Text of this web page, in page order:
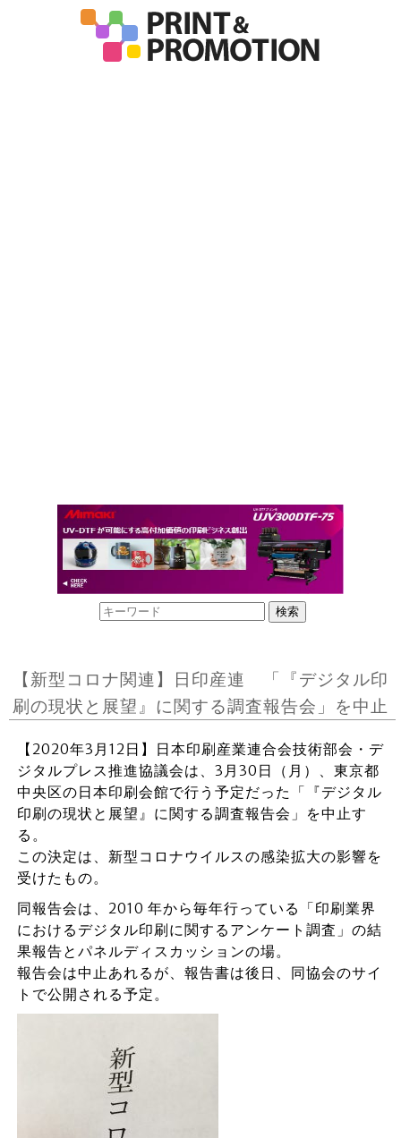
【新型コロナ関連】日印産連 「『デジタル印
刷の現状と展望』に関する調査報告会」を中止
【2020年3月12日】日本印刷産業連合会技術部会・デ
ジタルプレス推進協議会は、3月30日（月）、東京都
中央区の日本印刷会館で行う予定だった「『デジタル
印刷の現状と展望』に関する調査報告会」を中止す
る。
この決定は、新型コロナウイルスの感染拡大の影響を
受けたもの。
同報告会は、2010 年から毎年行っている「印刷業界
におけるデジタル印刷に関するアンケート調査」の結
果報告とパネルディスカッションの場。
報告会は中止あれるが、報告書は後日、同協会のサイ
トで公開される予定。